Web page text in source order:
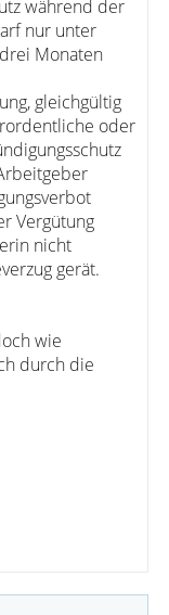
während der
nur unter
Monaten
gleichgültig
oder
Vergütung
nicht
gerät.
wie
durch die